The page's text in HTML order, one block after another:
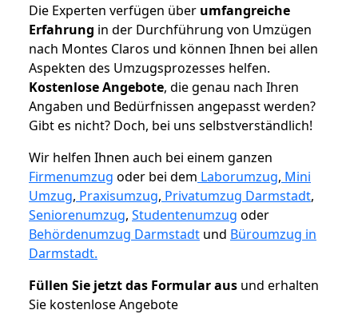
Die Experten verfügen über umfangreiche
Erfahrung in der Durchführung von Umzügen
nach Montes Claros und können Ihnen bei allen
Aspekten des Umzugsprozesses helfen.
Kostenlose Angebote, die genau nach Ihren
Angaben und Bedürfnissen angepasst werden?
Gibt es nicht? Doch, bei uns selbstverständlich!
Wir helfen Ihnen auch bei einem ganzen
Firmenumzug oder bei dem Laborumzug, Mini
Umzug, Praxisumzug, Privatumzug Darmstadt,
Seniorenumzug, Studentenumzug oder
Behördenumzug Darmstadt und Büroumzug in
Darmstadt.
Füllen Sie jetzt das Formular aus und erhalten
Sie kostenlose Angebote